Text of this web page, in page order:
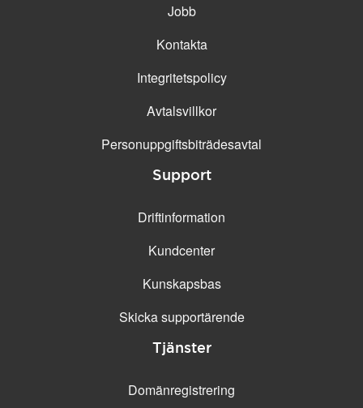
Jobb
Kontakta
Integritetspolicy
Avtalsvillkor
Personuppgifts­biträdesavtal
Support
Driftinformation
Kundcenter
Kunskapsbas
Skicka supportärende
Tjänster
Domänregistrering